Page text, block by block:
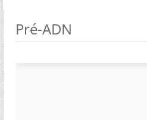
Pré-ADN